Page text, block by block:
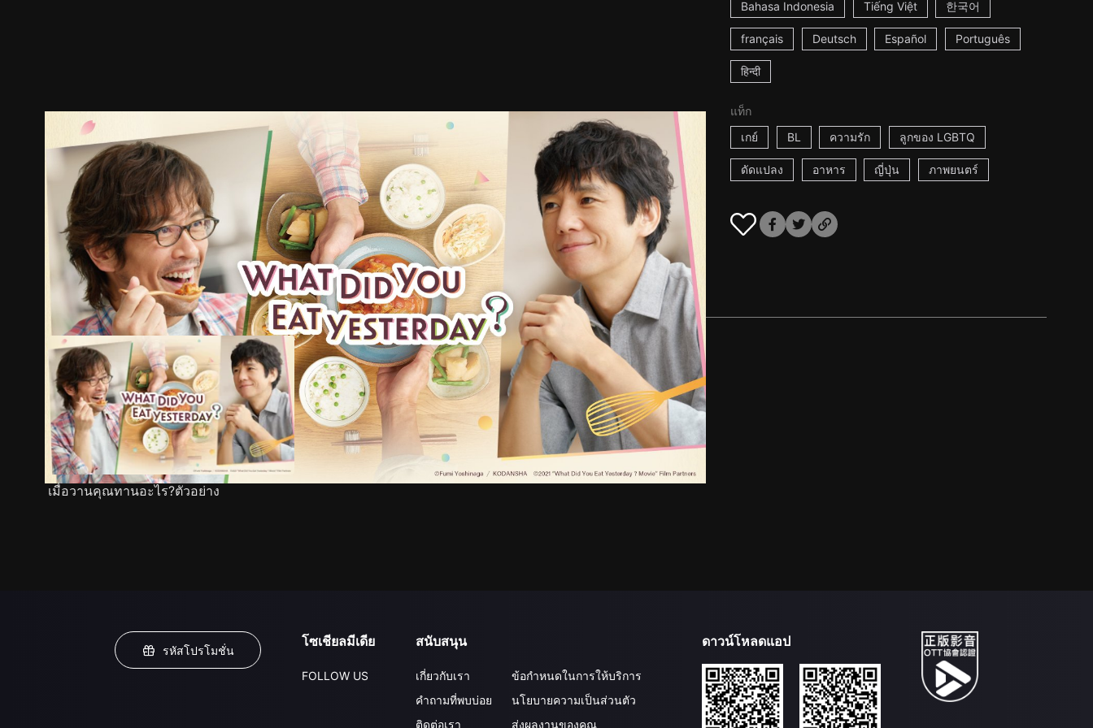
Bahasa Indonesia Tiếng Việt 한국어
français Deutsch Español Português
हिन्दी
แท็ก
เกย์
BL ความรัก ลูกของ LGBTQ
ดัดแปลง อาหาร ญี่ปุ่น ภาพยนตร์
ตัวอย่าง ภาพนิ่ง เนื้อหาที่แนะนำ รายละเอียด
เมื่อวานคุณทานอะไร?ตัวอย่าง
รหัสโปรโมชั่น
โซเชียลมีเดีย
FOLLOW US
สนับสนุน
เกี่ยวกับเรา
คำถามที่พบบ่อย
ติดต่อเรา
ข้อกำหนดในการให้บริการ
นโยบายความเป็นส่วนตัว
ส่งผลงานของคุณ
ดาวน์โหลดแอป